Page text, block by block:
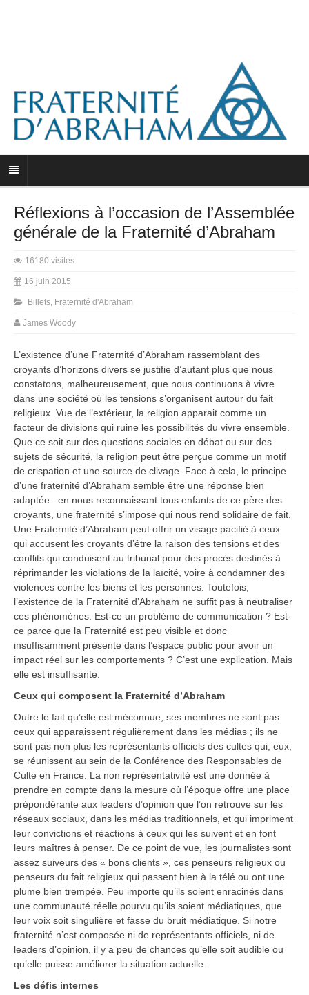
Réflexions à l’occasion de l’Assemblée
générale de la Fraternité d’Abraham
16180 visites
16 juin 2015
Billets, Fraternité d'Abraham
James Woody
L’existence d’une Fraternité d’Abraham rassemblant des
croyants d’horizons divers se justifie d’autant plus que nous
constatons, malheureusement, que nous continuons à vivre
dans une société où les tensions s’organisent autour du fait
religieux. Vue de l’extérieur, la religion apparait comme un
facteur de divisions qui ruine les possibilités du vivre ensemble.
Que ce soit sur des questions sociales en débat ou sur des
sujets de sécurité, la religion peut être perçue comme un motif
de crispation et une source de clivage. Face à cela, le principe
d’une fraternité d’Abraham semble être une réponse bien
adaptée : en nous reconnaissant tous enfants de ce père des
croyants, une fraternité s’impose qui nous rend solidaire de fait.
Une Fraternité d’Abraham peut offrir un visage pacifié à ceux
qui accusent les croyants d’être la raison des tensions et des
conflits qui conduisent au tribunal pour des procès destinés à
réprimander les violations de la laïcité, voire à condamner des
violences contre les biens et les personnes. Toutefois,
l’existence de la Fraternité d’Abraham ne suffit pas à neutraliser
ces phénomènes. Est-ce un problème de communication ? Est-
ce parce que la Fraternité est peu visible et donc
insuffisamment présente dans l’espace public pour avoir un
impact réel sur les comportements ? C’est une explication. Mais
elle est insuffisante.
Ceux qui composent la Fraternité d’Abraham
Outre le fait qu’elle est méconnue, ses membres ne sont pas
ceux qui apparaissent régulièrement dans les médias ; ils ne
sont pas non plus les représentants officiels des cultes qui, eux,
se réunissent au sein de la Conférence des Responsables de
Culte en France. La non représentativité est une donnée à
prendre en compte dans la mesure où l’époque offre une place
prépondérante aux leaders d’opinion que l’on retrouve sur les
réseaux sociaux, dans les médias traditionnels, et qui impriment
leur convictions et réactions à ceux qui les suivent et en font
leurs maîtres à penser. De ce point de vue, les journalistes sont
assez suiveurs des « bons clients », ces penseurs religieux ou
penseurs du fait religieux qui passent bien à la télé ou ont une
plume bien trempée. Peu importe qu’ils soient enracinés dans
une communauté réelle pourvu qu’ils soient médiatiques, que
leur voix soit singulière et fasse du bruit médiatique. Si notre
fraternité n’est composée ni de représentants officiels, ni de
leaders d’opinion, il y a peu de chances qu’elle soit audible ou
qu’elle puisse améliorer la situation actuelle.
Les défis internes